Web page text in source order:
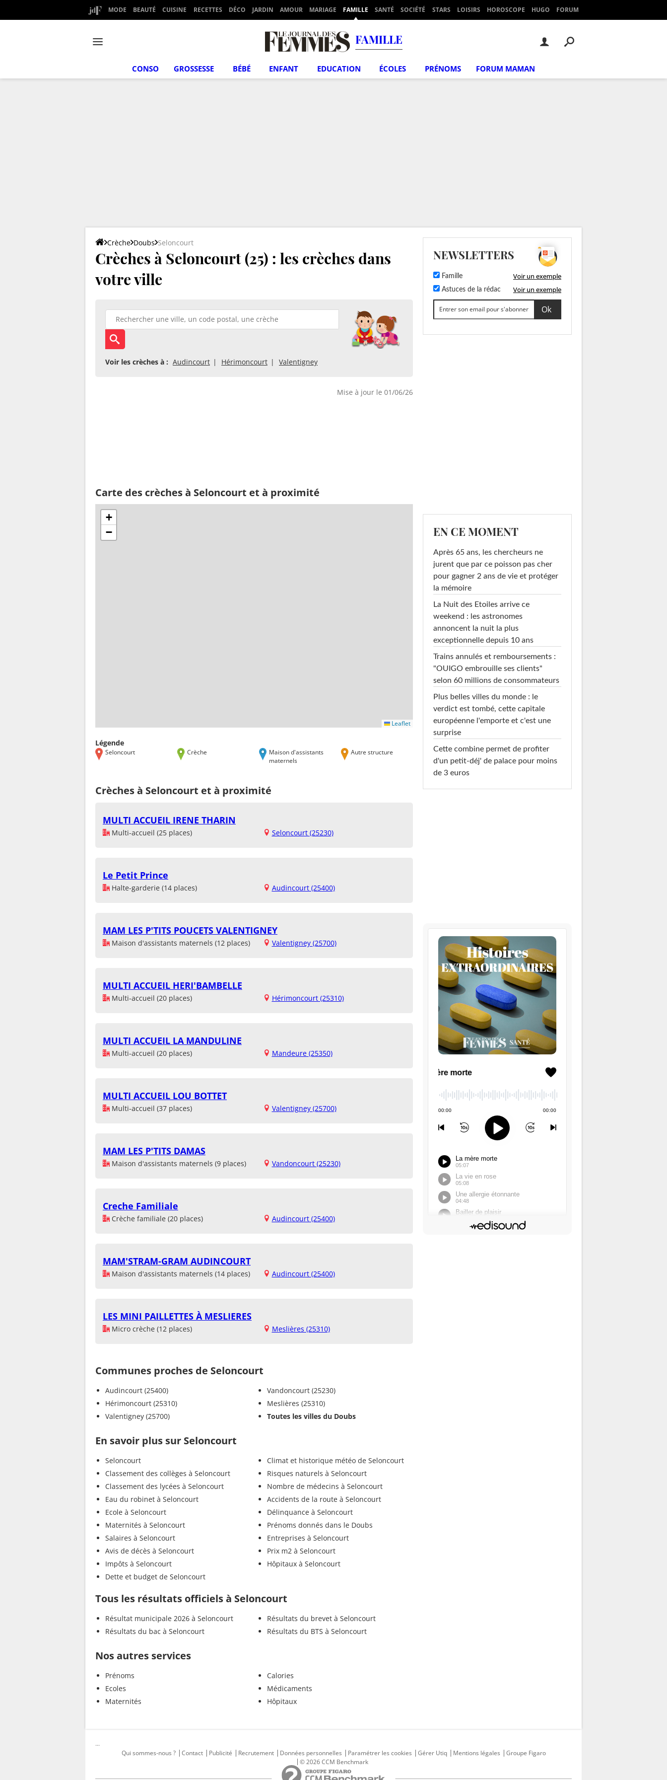
MODE BEAUTÉ CUISINE RECETTES DÉCO JARDIN AMOUR MARIAGE FAMILLE SANTÉ SOCIÉTÉ STARS LOISIRS HOROSCOPE HUGO FORUM
FAMILLE
CONSO GROSSESSE BÉBÉ ENFANT EDUCATION ÉCOLES PRÉNOMS FORUM MAMAN
Crèche Doubs Seloncourt
Crèches à Seloncourt (25) : les crèches dans
votre ville
Voir les crèches à : Audincourt Hérimoncourt Valentigney
Mise à jour le 01/06/26
Carte des crèches à Seloncourt et à proximité
+
−
Leaflet
Légende
Seloncourt Crèche
Maison d'assistants
maternels
Autre structure
Crèches à Seloncourt et à proximité
MULTI ACCUEIL IRENE THARIN
Multi-accueil (25 places) Seloncourt (25230)
Le Petit Prince
Halte-garderie (14 places) Audincourt (25400)
MAM LES P'TITS POUCETS VALENTIGNEY
Maison d'assistants maternels (12 places) Valentigney (25700)
MULTI ACCUEIL HERI'BAMBELLE
Multi-accueil (20 places) Hérimoncourt (25310)
MULTI ACCUEIL LA MANDULINE
Multi-accueil (20 places) Mandeure (25350)
MULTI ACCUEIL LOU BOTTET
Multi-accueil (37 places) Valentigney (25700)
MAM LES P'TITS DAMAS
Maison d'assistants maternels (9 places) Vandoncourt (25230)
Creche Familiale
Crèche familiale (20 places) Audincourt (25400)
MAM'STRAM-GRAM AUDINCOURT
Maison d'assistants maternels (14 places) Audincourt (25400)
LES MINI PAILLETTES À MESLIERES
Micro crèche (12 places) Meslières (25310)
Communes proches de Seloncourt
Audincourt (25400)
Hérimoncourt (25310)
Valentigney (25700)
Vandoncourt (25230)
Meslières (25310)
Toutes les villes du Doubs
En savoir plus sur Seloncourt
Seloncourt
Classement des collèges à Seloncourt
Classement des lycées à Seloncourt
Eau du robinet à Seloncourt
Ecole à Seloncourt
Maternités à Seloncourt
Salaires à Seloncourt
Avis de décès à Seloncourt
Impôts à Seloncourt
Dette et budget de Seloncourt
Climat et historique météo de Seloncourt
Risques naturels à Seloncourt
Nombre de médecins à Seloncourt
Accidents de la route à Seloncourt
Délinquance à Seloncourt
Prénoms donnés dans le Doubs
Entreprises à Seloncourt
Prix m2 à Seloncourt
Hôpitaux à Seloncourt
Tous les résultats officiels à Seloncourt
Résultat municipale 2026 à Seloncourt
Résultats du bac à Seloncourt
Résultats du brevet à Seloncourt
Résultats du BTS à Seloncourt
Nos autres services
Prénoms
Ecoles
Maternités
Calories
Médicaments
Hôpitaux
NEWSLETTERS
Famille Voir un exemple
Astuces de la rédac Voir un exemple
EN CE MOMENT
Après 65 ans, les chercheurs ne
jurent que par ce poisson pas cher
pour gagner 2 ans de vie et protéger
la mémoire
La Nuit des Etoiles arrive ce
weekend : les astronomes
annoncent la nuit la plus
exceptionnelle depuis 10 ans
Trains annulés et remboursements :
"OUIGO embrouille ses clients"
selon 60 millions de consommateurs
Plus belles villes du monde : le
verdict est tombé, cette capitale
européenne l'emporte et c'est une
surprise
Cette combine permet de profiter
d'un petit-déj' de palace pour moins
de 3 euros
...
Qui sommes-nous ?
Contact Publicité Recrutement Données personnelles Paramétrer les cookies Gérer Utiq Mentions légales
Groupe Figaro
© 2026 CCM Benchmark